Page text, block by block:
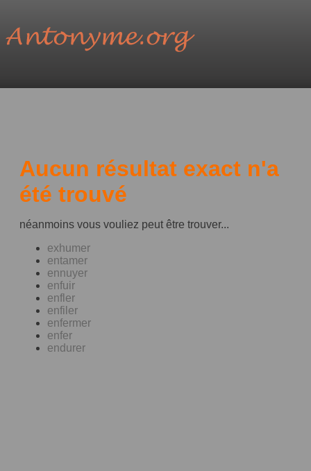
Aucun résultat exact n'a
été trouvé
néanmoins vous vouliez peut être trouver...
exhumer
entamer
ennuyer
enfuir
enfler
enfiler
enfermer
enfer
endurer